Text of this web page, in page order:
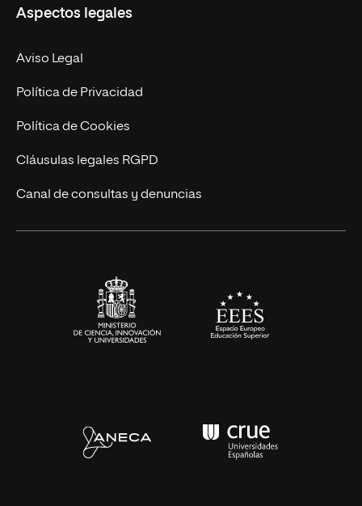
Doctorados
Experto Universitario
Postgrados
Cursos Universitarios
Facultades
Nuestro Equipo
Trabaja en UNIR
Actualidad
UNIR Revista
Eventos
Aspectos legales
Aviso Legal
Política de Privacidad
Política de Cookies
Cláusulas legales RGPD
Canal de consultas y denuncias